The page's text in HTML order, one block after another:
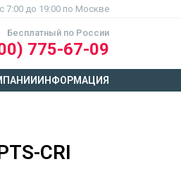
c 7:00 до 19:00 по Москве
Бесплатный по России
775-67-09
ИНФОРМАЦИЯ
CRI